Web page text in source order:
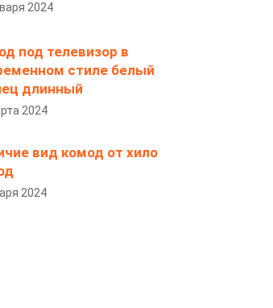
2024
под телевизор в
стиле белый
длинный
2024
вид комод от хило
2024